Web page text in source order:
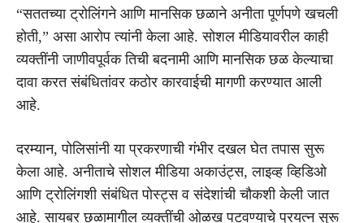
“सततच्या ट्रोलिंगने आणि मानसिक छळाने अनीता पूर्णपणे खचली
होती,” असा आरोप त्यांनी केला आहे. सोशल मीडियावरील काही
व्यक्तींनी जाणीवपूर्वक तिची बदनामी आणि मानसिक छळ केल्याचा
दावा करत संबंधितांवर कठोर कारवाईची मागणी करण्यात आली
आहे.
दरम्यान, पोलिसांनी या प्रकरणाची गंभीर दखल घेत तपास सुरू
केला आहे. अनीताचे सोशल मीडिया अकाउंट्स, लाइव्ह व्हिडिओ
आणि ट्रोलिंगशी संबंधित पोस्ट्स व संदेशांची चौकशी केली जात
आहे. सायबर छळामागील व्यक्तींची ओळख पटवण्याचे प्रयत्न सुरू